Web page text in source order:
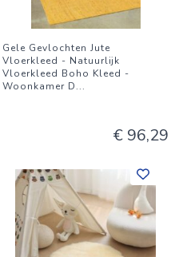
Gele Gevlochten Jute
Vloerkleed - Natuurlijk
Vloerkleed Boho Kleed -
Woonkamer D...
€ 96,29